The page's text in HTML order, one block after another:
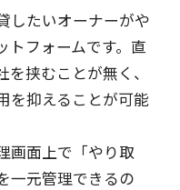
したいオーナーがや
トフォームです。直
挟むことが無く、
を抑えることが可能
画面上で「やり取
一元管理できるの